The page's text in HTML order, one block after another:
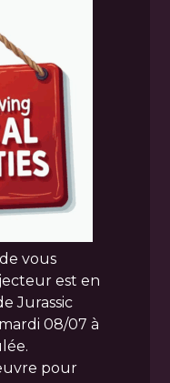
vous
est en
Jurassic
08/07 à
pour